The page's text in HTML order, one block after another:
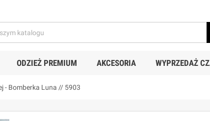
ODZIEŻ PREMIUM AKCESORIA WYPRZEDAŻ
- Bomberka Luna // 5903